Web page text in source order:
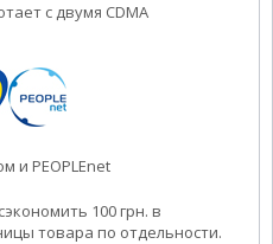
с двумя CDMA
и PEOPLEnet
100 грн. в
товара по отдельности.